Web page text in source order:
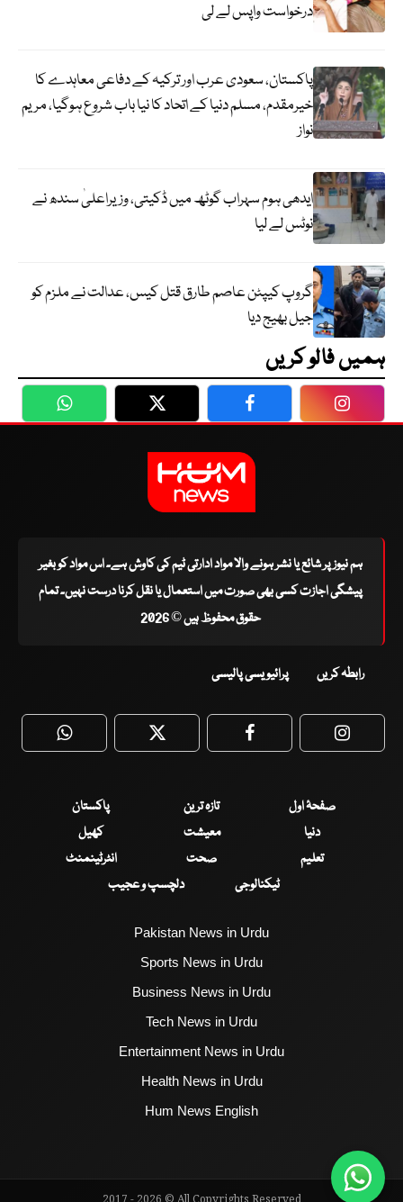
درخواست واپس لے لی
پاکستان، سعودی عرب اور ترکیہ کے دفاعی معاہدے کا
خیرمقدم، مسلم دنیا کے اتحاد کا نیا باب شروع ہوگیا، مریم
نواز
ایدھی ہوم سہراب گوٹھ میں ڈکیتی، وزیراعلیٰ سندھ نے
نوٹس لے لیا
گروپ کیپٹن عاصم طارق قتل کیس، عدالت نے ملزم کو
جیل بھیج دیا
ہمیں فالو کریں
WhatsApp Twitter Facebook
ہم نیوز پر شائع یا نشر ہونے والا مواد ادارتی ٹیم کی کاوش ہے۔ اس مواد کو بغیر
پیشگی اجازت کسی بھی صورت میں استعمال یا نقل کرنا درست نہیں۔ تمام
حقوق محفوظ ہیں © 2026
رابطہ کریں پرائیویسی پالیسی
WhatsApp Twitter Facebook
صفحۂ اول تازہ ترین
پاکستان
دنیا
معیشت
کھیل
تعلیم
صحت
انٹرٹینمنٹ
ٹیکنالوجی
دلچسپ و عجیب
Pakistan News in Urdu
Sports News in Urdu
Business News in Urdu
Tech News in Urdu
Entertainment News in Urdu
Health News in Urdu
Hum News English